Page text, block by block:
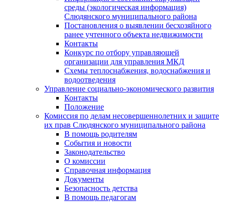
среды (экологическая информация)
Слюдянского муниципального района
Постановления о выявлении бесхозяйного
ранее учтенного объекта недвижимости
Контакты
Конкурс по отбору управляющей
организации для управления МКД
Схемы теплоснабжения, водоснабжения и
водоотведения
Управление социально-экономического развития
Контакты
Положение
Комиссия по делам несовершеннолетних и защите
их прав Слюдянского муниципального района
В помощь родителям
События и новости
Законодательство
О комиссии
Справочная информация
Документы
Безопасность детства
В помощь педагогам